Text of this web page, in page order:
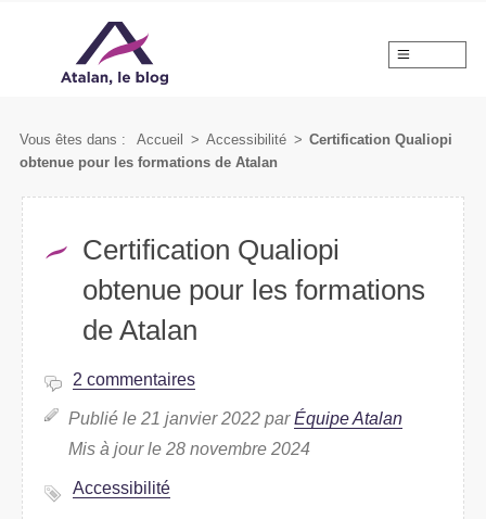
Vous êtes dans : Accueil > Accessibilité > Certification Qualiopi
obtenue pour les formations de Atalan
Certification Qualiopi
obtenue pour les formations
de Atalan
2 commentaires
Publié le 21 janvier 2022 parÉquipe Atalan
Mis à jour le 28 novembre 2024
Accessibilité